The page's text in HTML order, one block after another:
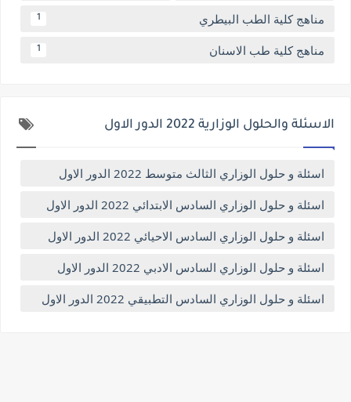
مناهج كلية الطب البيطري 1
مناهج كلية طب الاسنان 1
الاسئلة والحلول الوزارية 2022 الدور الاول
اسئلة و حلول الوزاري الثالث متوسط 2022 الدور الاول
اسئلة و حلول الوزاري السادس الابتدائي 2022 الدور الاول
اسئلة و حلول الوزاري السادس الاحيائي 2022 الدور الاول
اسئلة و حلول الوزاري السادس الادبي 2022 الدور الاول
اسئلة و حلول الوزاري السادس التطبيقي 2022 الدور الاول